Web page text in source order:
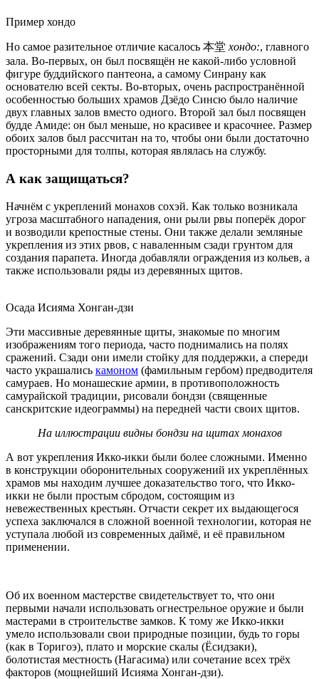
Пример хондо
Но самое разительное отличие касалось 本堂 хондо:, главного
зала. Во-первых, он был посвящён не какой-либо условной
фигуре буддийского пантеона, а самому Синрану как
основателю всей секты. Во-вторых, очень распространённой
особенностью больших храмов Дзёдо Синсю было наличие
двух главных залов вместо одного. Второй зал был посвящен
будде Амиде: он был меньше, но красивее и красочнее. Размер
обоих залов был рассчитан на то, чтобы они были достаточно
просторными для толпы, которая являлась на службу.
А как защищаться?
Начнём с укреплений монахов сохэй. Как только возникала
угроза масштабного нападения, они рыли рвы поперёк дорог
и возводили крепостные стены. Они также делали земляные
укрепления из этих рвов, с наваленным сзади грунтом для
создания парапета. Иногда добавляли ограждения из кольев, а
также использовали ряды из деревянных щитов.
Осада Исияма Хонган-дзи
Эти массивные деревянные щиты, знакомые по многим
изображениям того периода, часто поднимались на полях
сражений. Сзади они имели стойку для поддержки, а спереди
часто украшались камоном (фамильным гербом) предводителя
самураев. Но монашеские армии, в противоположность
самурайской традиции, рисовали бондзи (священные
санскритские идеограммы) на передней части своих щитов.
На иллюстрации видны бондзи на щитах монахов
А вот укрепления Икко-икки были более сложными. Именно
в конструкции оборонительных сооружений их укреплённых
храмов мы находим лучшее доказательство того, что Икко-
икки не были простым сбродом, состоящим из
невежественных крестьян. Отчасти секрет их выдающегося
успеха заключался в сложной военной технологии, которая не
уступала любой из современных даймё, и её правильном
применении.
Об их военном мастерстве свидетельствует то, что они
первыми начали использовать огнестрельное оружие и были
мастерами в строительстве замков. К тому же Икко-икки
умело использовали свои природные позиции, будь то горы
(как в Торигоэ), плато и морские скалы (Ёсидзаки),
болотистая местность (Нагасима) или сочетание всех трёх
факторов (мощнейший Исияма Хонган-дзи).